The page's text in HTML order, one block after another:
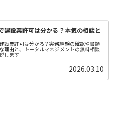
建設業許可は分かる？本気の相談と
設業許可は分かる？実務経験の確認や書類
理由と、トータルマネジメントの無料相談
します
2026.03.10